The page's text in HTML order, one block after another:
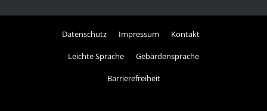
Datenschutz Impressum Kontakt
Leichte Sprache Gebärdensprache
Barrierefreiheit